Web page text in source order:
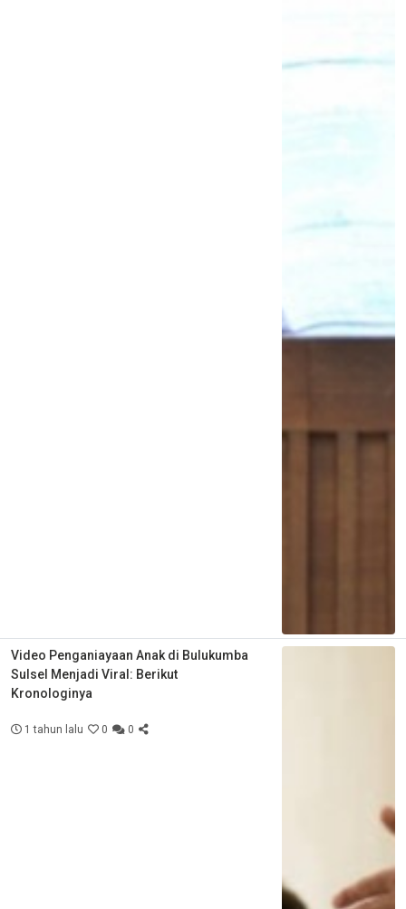
Video Penganiayaan Anak di Bulukumba
Sulsel Menjadi Viral: Berikut
Kronologinya
1 tahun lalu 0 0